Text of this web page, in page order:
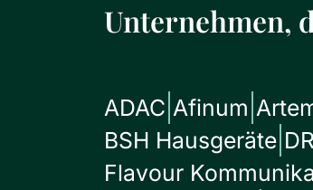
Unternehmen,
ADAC Afinum
BSH Hausgeräte
Flavour